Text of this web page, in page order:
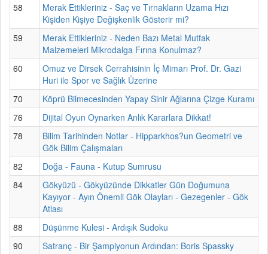
58
Merak Ettikleriniz - Saç ve Tırnakların Uzama Hızı
Kişiden Kişiye Değişkenlik Gösterir mi?
59
Merak Ettikleriniz - Neden Bazı Metal Mutfak
Malzemeleri Mikrodalga Fırına Konulmaz?
60
Omuz ve Dirsek Cerrahisinin İç Mimarı Prof. Dr. Gazi
Huri ile Spor ve Sağlık Üzerine
70
Köprü Bilmecesinden Yapay Sinir Ağlarına Çizge Kuramı
76
Dijital Oyun Oynarken Anlık Kararlara Dikkat!
78
Bilim Tarihinden Notlar - Hipparkhos?un Geometri ve
Gök Bilim Çalışmaları
82
Doğa - Fauna - Kutup Sumrusu
84
Gökyüzü - Gökyüzünde Dikkatler Gün Doğumuna
Kayıyor - Ayın Önemli Gök Olayları - Gezegenler - Gök
Atlası
88
Düşünme Kulesi - Ardışık Sudoku
90
Satranç - Bir Şampiyonun Ardından: Boris Spassky